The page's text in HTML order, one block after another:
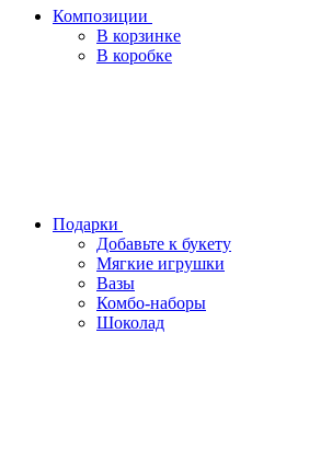
Композиции
В корзинке
В коробке
Подарки
Добавьте к букету
Мягкие игрушки
Вазы
Комбо-наборы
Шоколад